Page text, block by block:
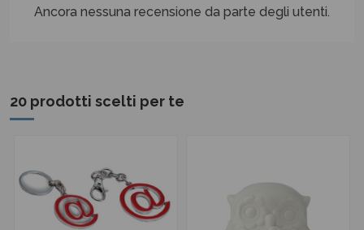
Ancora nessuna recensione da parte degli utenti.
20 prodotti scelti per te